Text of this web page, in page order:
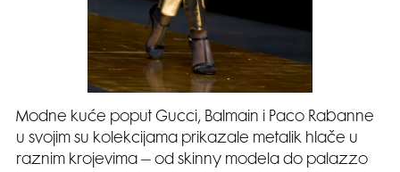
Modne kuće poput Gucci, Balmain i Paco Rabanne
u svojim su kolekcijama prikazale metalik hlače u
raznim krojevima – od skinny modela do palazzo